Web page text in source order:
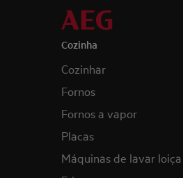
Cozinha
Cozinhar
Fornos
Fornos a vapor
Placas
Máquinas de lavar loiça